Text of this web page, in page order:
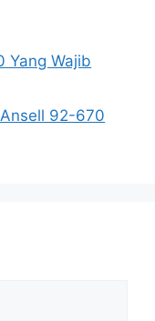
Yang Wajib
92-670